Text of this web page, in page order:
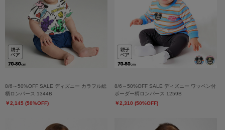
8/6～50%OFF SALE ディズニー カラフル総
柄ロンパース 1344B
￥2,145 (50%OFF)
8/6～50%OFF SALE ディズニー ワッペン付
ボーダー柄ロンパース 1259B
￥2,310 (50%OFF)